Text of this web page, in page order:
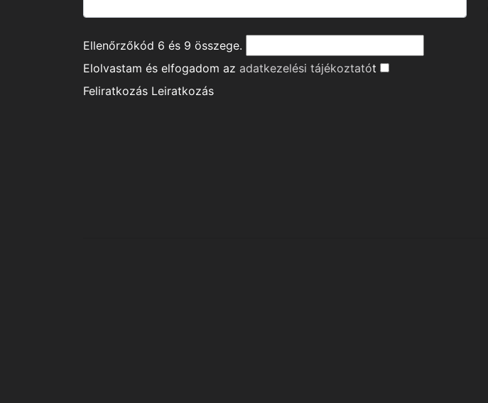
Ellenőrzőkód 6 és 9 összege.
Elolvastam és elfogadom az adatkezelési tájékoztatót
Feliratkozás Leiratkozás